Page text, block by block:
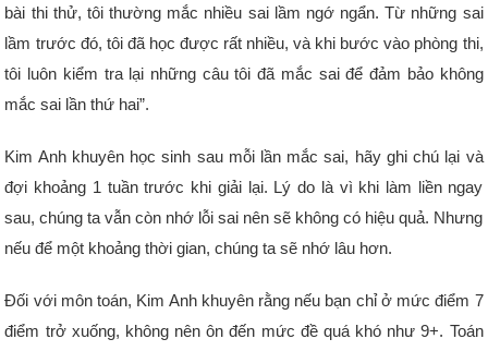
bài thi thử, tôi thường mắc nhiều sai lầm ngớ ngẩn. Từ những sai
lầm trước đó, tôi đã học được rất nhiều, và khi bước vào phòng thi,
tôi luôn kiểm tra lại những câu tôi đã mắc sai để đảm bảo không
mắc sai lần thứ hai”.
Kim Anh khuyên học sinh sau mỗi lần mắc sai, hãy ghi chú lại và
đợi khoảng 1 tuần trước khi giải lại. Lý do là vì khi làm liền ngay
sau, chúng ta vẫn còn nhớ lỗi sai nên sẽ không có hiệu quả. Nhưng
nếu để một khoảng thời gian, chúng ta sẽ nhớ lâu hơn.
Đối với môn toán, Kim Anh khuyên rằng nếu bạn chỉ ở mức điểm 7
điểm trở xuống, không nên ôn đến mức đề quá khó như 9+. Toán